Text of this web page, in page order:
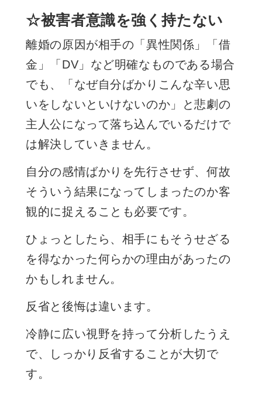
☆被害者意識を強く持たない
離婚の原因が相手の「異性関係」「借
金」「 DV 」など明確なものである場合
でも、「なぜ自分ばかりこんな辛い思
いをしないといけないのか」と悲劇の
主人公になって落ち込んでいるだけで
は解決していきません。
自分の感情ばかりを先行させず、何故
そういう結果になってしまったのか客
観的に捉えることも必要です。
ひょっとしたら、相手にもそうせざる
を得なかった何らかの理由があったの
かもしれません。
反省と後悔は違います。
冷静に広い視野を持って分析したうえ
で、しっかり反省することが大切で
す。